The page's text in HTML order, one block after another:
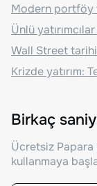
Modern portföy
Ünlü
Wall Street
Krizde yatırım:
Birkaç
Ücretsiz Papara
kullanmaya